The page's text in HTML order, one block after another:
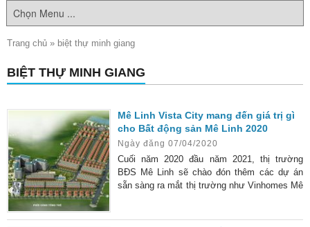
Trang chủ » biệt thự minh giang
BIỆT THỰ MINH GIANG
Mê Linh Vista City mang đến giá trị gì
cho Bất động sản Mê Linh 2020
Ngày đăng 07/04/2020
Cuối năm 2020 đầu năm 2021, thị trường
BĐS Mê Linh sẽ chào đón thêm các dự án
sẵn sàng ra mắt thị trường như Vinhomes Mê